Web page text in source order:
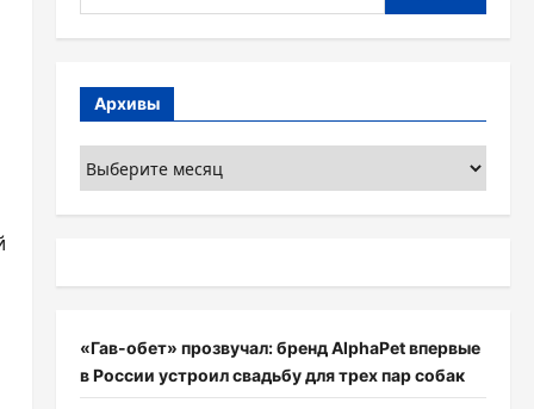
Архивы
Архивы
«Гав-обет» прозвучал: бренд AlphaPet впервые
в России устроил свадьбу для трех пар собак